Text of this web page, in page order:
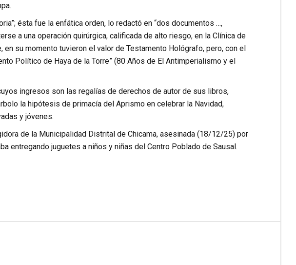
ésta fue la enfática orden, lo redactó en “dos documentos …,
a una operación quirúrgica, calificada de alto riesgo, en la Clínica de
su momento tuvieron el valor de Testamento Hológrafo, pero, con el
Político de Haya de la Torre” (80 Años de El Antimperialismo y el
ingresos son las regalías de derechos de autor de sus libros,
la hipótesis de primacía del Aprismo en celebrar la Navidad,
y jóvenes.
de la Municipalidad Distrital de Chicama, asesinada (18/12/25) por
entregando juguetes a niños y niñas del Centro Poblado de Sausal.